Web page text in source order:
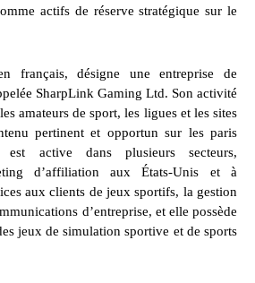
actifs de réserve stratégique sur le
français, désigne une entreprise de
SharpLink Gaming Ltd. Son activité
amateurs de sport, les ligues et les sites
pertinent et opportun sur les paris
est active dans plusieurs secteurs,
d’affiliation aux États-Unis et à
aux clients de jeux sportifs, la gestion
d’entreprise, et elle possède
jeux de simulation sportive et de sports